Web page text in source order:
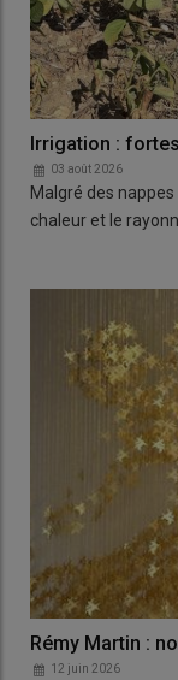
Irrigation :
03 août 2026
Malgré des
chaleur et le
Rémy Martin :
12 juin 2026